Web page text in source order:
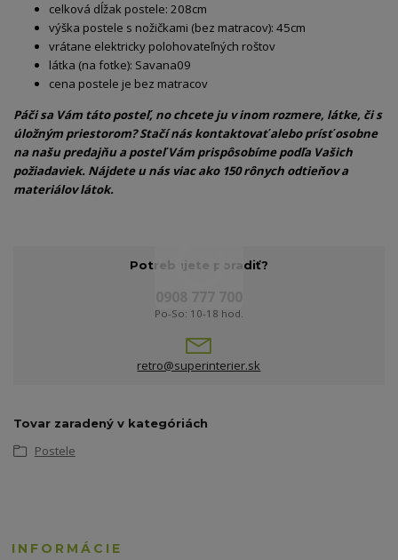
celková dĺžak postele: 208cm
výška postele s nožičkami (bez matracov): 45cm
vrátane elektricky polohovateľných roštov
látka (na fotke): Savana09
cena postele je bez matracov
Páči sa Vám táto posteľ, no chcete ju v inom rozmere, látke, či s
úložným priestorom? Stačí nás kontaktovať alebo prísť osobne
na našu predajňu a posteľ Vám prispôsobíme podľa Vašich
požiadaviek. Nájdete u nás viac ako 150 rônych odtieňov a
materiálov látok.
Potrebujete poradiť?
Po-So: 10-18 hod.
retro@superinterier.sk
Tovar zaradený v kategóriách
Postele
INFORMÁCIE